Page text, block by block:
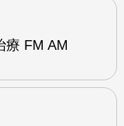
療 FM AM